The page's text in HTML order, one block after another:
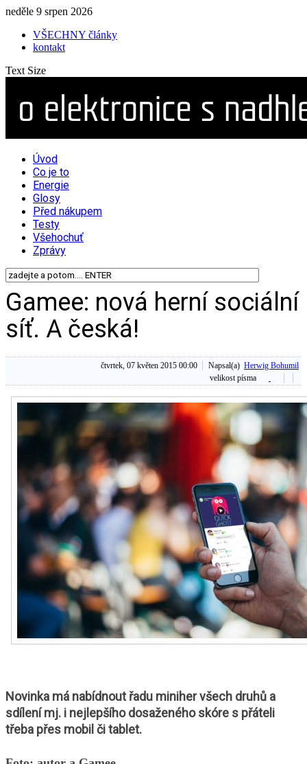
neděle 9 srpen 2026
VŠECHNY články
kontakt
Text Size
Úvod
Co je to
Energie
Glosy
Před nákupem
Testy
Všehochuť
Zprávy
Gamee: nová herní sociální
síť. A česká!
čtvrtek, 07 květen 2015 00:00 Napsal(a) Herwig Bohumil
velikost písma
Novinka má nabídnout řadu miniher všech druhů a
sdílení mj. i nejlepšího dosaženého skóre s přáteli
třeba přes mobil či tablet.